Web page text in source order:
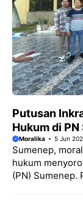
Putusan
Hukum di
Moralika 5 Jun
Sumenep,
hukum
(PN) Sumenep.